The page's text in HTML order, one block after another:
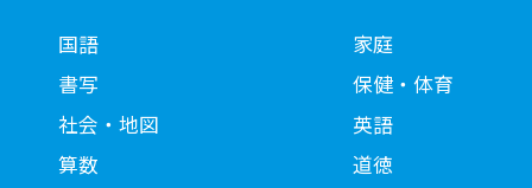
国語
書写
社会・地図
算数
家庭
保健・体育
英語
道徳